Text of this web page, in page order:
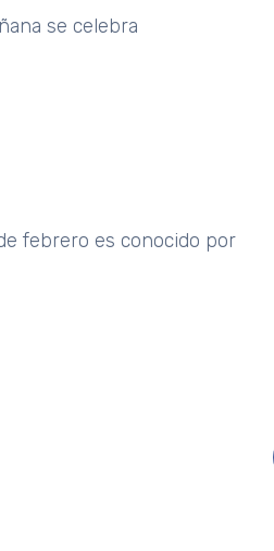
se celebra
febrero es conocido por